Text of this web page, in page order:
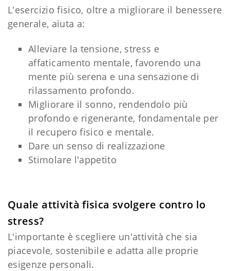
L'esercizio fisico, oltre a migliorare il benessere
generale, aiuta a:
Alleviare la tensione, stress e
affaticamento mentale, favorendo una
mente più serena e una sensazione di
rilassamento profondo.
Migliorare il sonno, rendendolo più
profondo e rigenerante, fondamentale per
il recupero fisico e mentale.
Dare un senso di realizzazione
Stimolare l'appetito
Quale attività fisica svolgere contro lo
stress?
L'importante è scegliere un'attività che sia
piacevole, sostenibile e adatta alle proprie
esigenze personali.